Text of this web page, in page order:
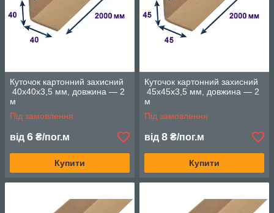
Куточок картонний захисний
40х40х3,5 мм, довжина — 2
м
Під замовлення
від 6 ₴/пог.м
Купити
Куточок картонний захисний
45х45х3,5 мм, довжина — 2
м
Під замовлення
від 8 ₴/пог.м
Купити